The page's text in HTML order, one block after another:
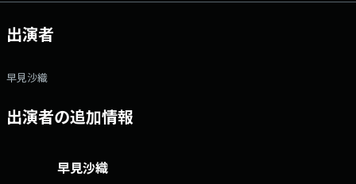
出演者
早見沙織
出演者の追加情報
早見沙織